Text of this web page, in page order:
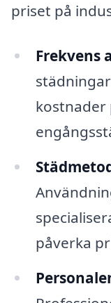
priset på
Frekvens
kostnader
påverka